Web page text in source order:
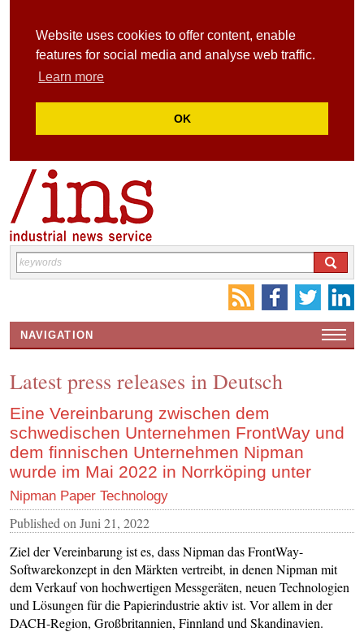
Website uses cookies to offer content, enable
features for social media and analyse web traffic.
Learn more
OK
NAVIGATION
CONTACT US
INS MAIN WEBSITE
ABOUT US
Latest press releases in Deutsch
Eine Vereinbarung zwischen dem
schwedischen Unternehmen FrontWay und
dem finnischen Unternehmen Nipman
wurde im Mai 2022 in Norrköping unter
Nipman Paper Technology
Published on Juni 21, 2022
Ziel der Vereinbarung ist es, dass Nipman das FrontWay-
Softwarekonzept in den Märkten vertreibt, in denen Nipman mit
dem Verkauf von hochwertigen Messgeräten, neuen Technologien
und Lösungen für die Papierindustrie aktiv ist. Vor allem in der
DACH-Region, Großbritannien, Finnland und Skandinavien.